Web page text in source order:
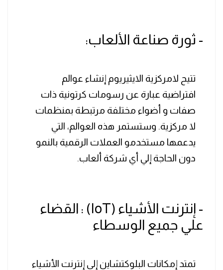
- ثورة صناعة الألعاب:
تتيح لامركزية الايثيريوم إنشاء عوالم
افتراضية عبارة عن رسومات كرتونية ذات
صفات و أضواء مختلفة مرتبطة بمنظمات
لا مركزية. وستستمر هذه العوالم، التي
يدعمها مستخدمو العملات الرقمية بالنمو
دون الحاجة إلي أي شركة ألعاب.
- إنترنت الأشياء (IoT) : القضاء
علي جميع الوسطاء
تمتد إمكانات البلوكتشاين إلى إنترنت الأشياء